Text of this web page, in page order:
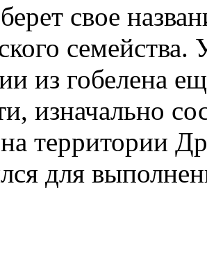
свое
семейства.
из гобелена
изначально
территории
для